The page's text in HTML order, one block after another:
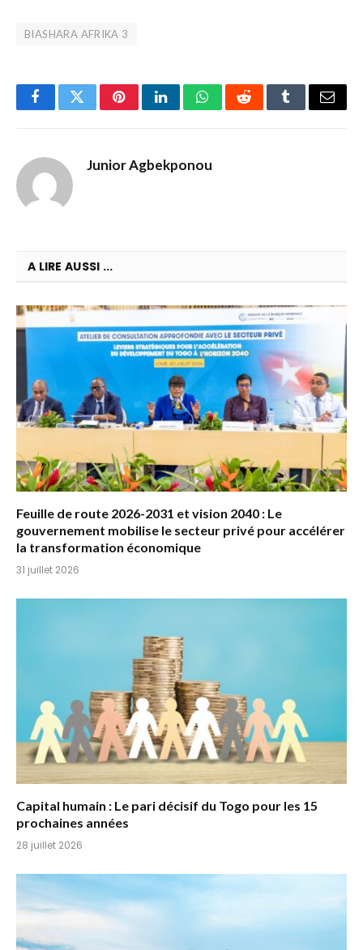
BIASHARA AFRIKA 3
FacebookTwitterPinterestLinkedInWhatsAppRedditTumblrEmail
Junior Agbekponou
A LIRE AUSSI ...
Feuille de route 2026-2031 et vision 2040 : Le
gouvernement mobilise le secteur privé pour accélérer
la transformation économique
31 juillet 2026
Capital humain : Le pari décisif du Togo pour les 15
prochaines années
28 juillet 2026